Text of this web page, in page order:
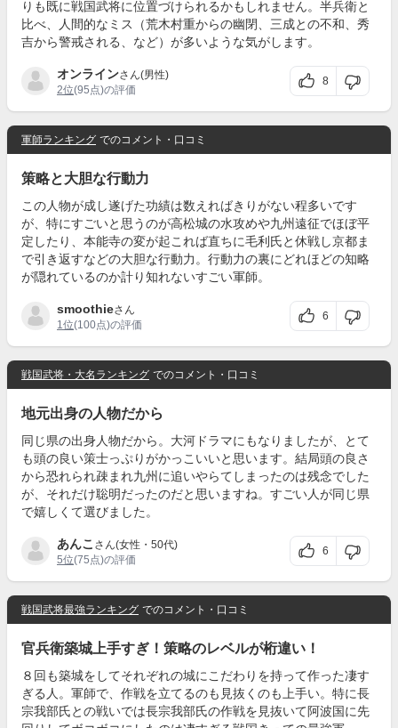
りも既に戦国武将に位置づけられるかもしれません。半兵衛と
比べ、人間的なミス（荒木村重からの幽閉、三成との不和、秀
吉から警戒される、など）が多いような気がします。
オンラインさん(男性)
2位(95点)の評価
8
軍師ランキング でのコメント・口コミ
策略と大胆な行動力
この人物が成し遂げた功績は数えればきりがない程多いです
が、特にすごいと思うのが高松城の水攻めや九州遠征でほぼ平
定したり、本能寺の変が起これば直ちに毛利氏と休戦し京都ま
で引き返すなどの大胆な行動力。行動力の裏にどれほどの知略
が隠れているのか計り知れないすごい軍師。
smoothieさん
1位(100点)の評価
6
戦国武将・大名ランキング でのコメント・口コミ
地元出身の人物だから
同じ県の出身人物だから。大河ドラマにもなりましたが、とて
も頭の良い策士っぷりがかっこいいと思います。結局頭の良さ
から恐れられ疎まれ九州に追いやらてしまったのは残念でした
が、それだけ聡明だったのだと思いますね。すごい人が同じ県
で嬉しくて選びました。
あんこ さん(女性・50代)
5位(75点)の評価
6
戦国武将最強ランキング でのコメント・口コミ
官兵衛築城上手すぎ！策略のレベルが桁違い！
８回も築城をしてそれぞれの城にこだわりを持って作った凄す
ぎる人。軍師で、作戦を立てるのも見抜くのも上手い。特に長
宗我部氏との戦いでは長宗我部氏の作戦を見抜いて阿波国に先